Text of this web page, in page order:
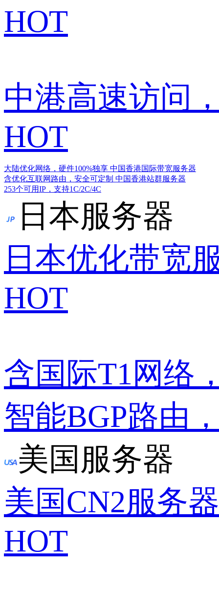
HOT
中港高速访问
HOT
大陆优化网络，硬件100%独享 中国香港国际带宽服务器
含优化互联网路由，安全可定制 中国香港站群服务器
253个可用IP，支持1C/2C/4C
日本服务器
日本优化带宽
HOT
含国际T1网络
智能BGP路由
美国服务器
美国CN2服务器
HOT